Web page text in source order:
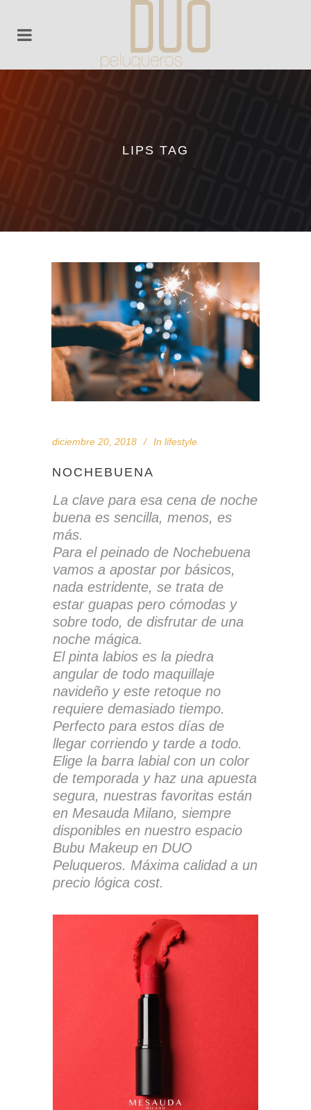
LIPS TAG
diciembre 20, 2018 In lifestyle
NOCHEBUENA
La clave para esa cena de noche
buena es sencilla, menos, es
más.
Para el peinado de Nochebuena
vamos a apostar por básicos,
nada estridente, se trata de
estar guapas pero cómodas y
sobre todo, de disfrutar de una
noche mágica.
El pinta labios es la piedra
angular de todo maquillaje
navideño y este retoque no
requiere demasiado tiempo.
Perfecto para estos días de
llegar corriendo y tarde a todo.
Elige la barra labial con un color
de temporada y haz una apuesta
segura, nuestras favoritas están
en Mesauda Milano, siempre
disponibles en nuestro espacio
Bubu Makeup en DUO
Peluqueros. Máxima calidad a un
precio lógica cost.